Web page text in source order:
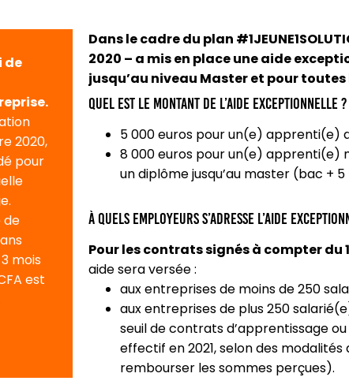
de
2020,
pour
de
mois
est
Dans le cadre du plan
2020 – a mis en place une aide
jusqu’au niveau Master et pour
Quel est le montant de l’aide exceptionnelle ?
5 000 euros pour un(e) apprenti(e)
8 000 euros pour un(e)
un diplôme jusqu’au master (bac + 5
À quels employeurs s’adresse l’aide
Pour les contrats signés à compter du
aide sera versée :
aux entreprises de moins de 250
aux entreprises de plus 250
seuil de contrats d’apprentissage
effectif en 2021, selon des
rembourser les sommes perçues).